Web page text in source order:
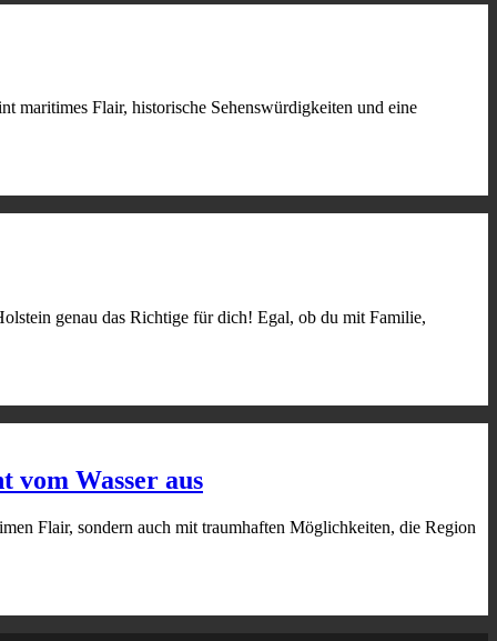
maritimes Flair, historische Sehenswürdigkeiten und eine
genau das Richtige für dich! Egal, ob du mit Familie,
vom Wasser aus
Flair, sondern auch mit traumhaften Möglichkeiten, die Region